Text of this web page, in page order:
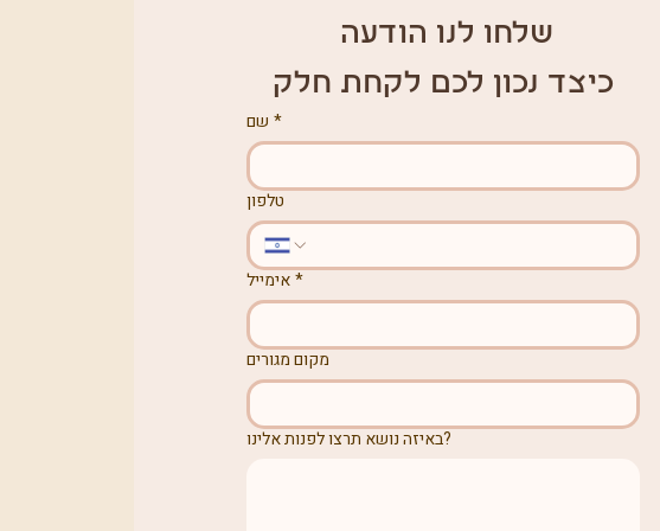
שלחו לנו הודעה
כיצד נכון לכם לקחת חלק
שם *
טלפון
אימייל*
מקום מגורים
באיזה נושא תרצו לפנות אלינו?